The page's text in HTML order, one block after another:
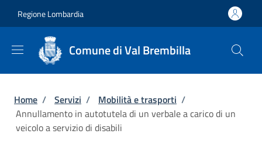
Regione Lombardia
Comune di Val Brembilla
Briciole di pane
Home / Servizi / Mobilità e trasporti /
Annullamento in autotutela di un verbale a carico di un
veicolo a servizio di disabili